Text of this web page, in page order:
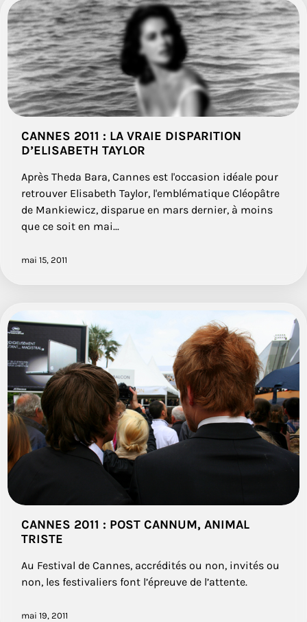
CANNES 2011 : LA VRAIE DISPARITION
D’ELISABETH TAYLOR
Après Theda Bara, Cannes est l'occasion idéale pour
retrouver Elisabeth Taylor, l'emblématique Cléopâtre
de Mankiewicz, disparue en mars dernier, à moins
que ce soit en mai...
mai 15, 2011
CANNES 2011 : POST CANNUM, ANIMAL
TRISTE
Au Festival de Cannes, accrédités ou non, invités ou
non, les festivaliers font l’épreuve de l’attente.
mai 19, 2011